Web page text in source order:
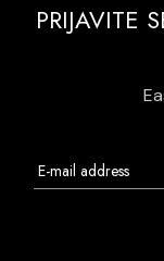
PRIJAVITE